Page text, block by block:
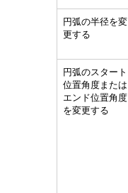
円弧の半径を変
更する
円弧のスタート
位置角度または
エンド位置角度
を変更する